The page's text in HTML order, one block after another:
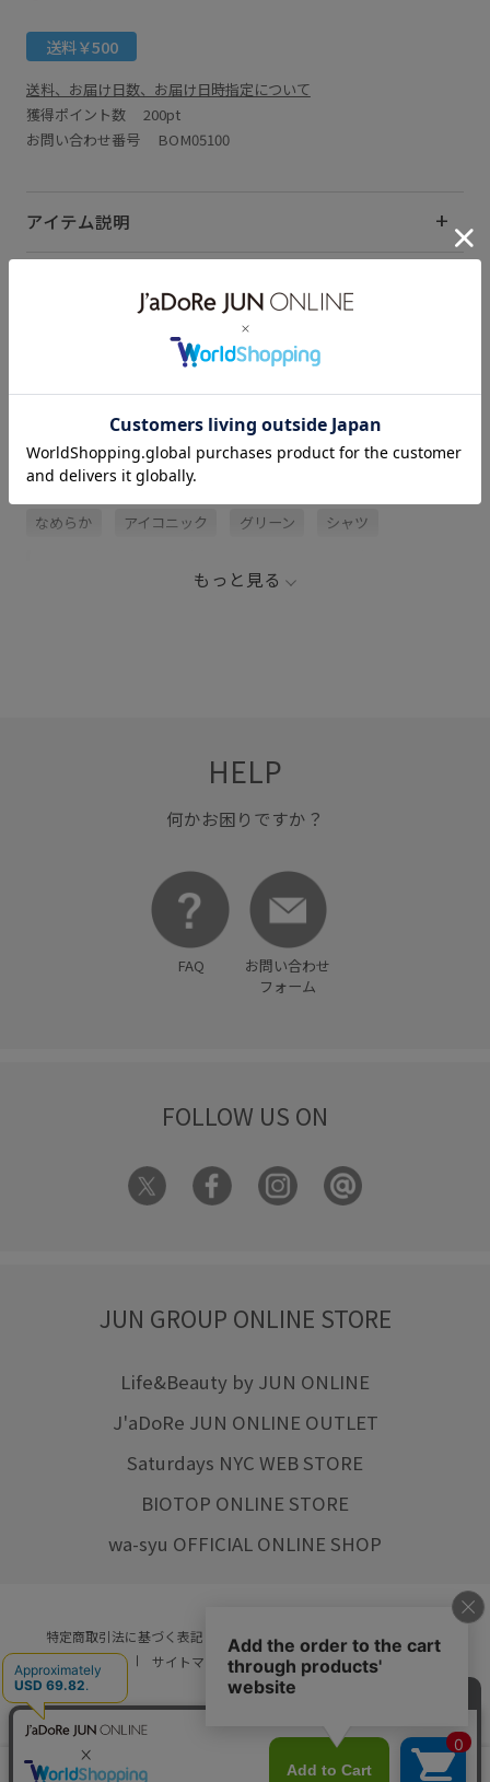
送料￥500
送料、お届け日数、お届け日時指定について
獲得ポイント数 200pt
お問い合わせ番号 BOM05100
アイテム説明
2025_35W_BO 2色展開
なめらか アイコニック グリーン シャツ
もっと見る
HELP
何かお困りですか？
FAQ
お問い合わせ
フォーム
FOLLOW US ON
JUN GROUP ONLINE STORE
Life&Beauty by JUN ONLINE
J'aDoRe JUN ONLINE OUTLET
Saturdays NYC WEB STORE
BIOTOP ONLINE STORE
wa-syu OFFICIAL ONLINE SHOP
特定商取引法に基づく表記 プライバシーポリシー
会社概要
ご利用規約
サイトマップ リクルート ご利用ガイド
© JUN CO.,LTD. ALL RIGHTS RESERVED.
店舗在庫